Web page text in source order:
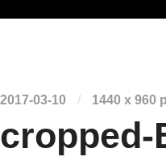
2017-03-10 / 1440 x 960
cropped-